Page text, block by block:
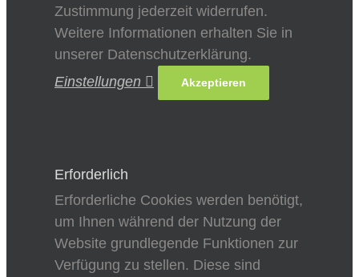
Zustimmung jederzeit widerrufen.
Weitere Informationen erhalten Sie in
unserer Datenschutzerklärung.
Einstellungen
Akzeptieren
Erforderlich
Erforderliche Cookies werden benötigt,
um Ihnen während der Nutzung der
Website grundlegende Funktionen zur
Verfügung zu stellen. Diese sind